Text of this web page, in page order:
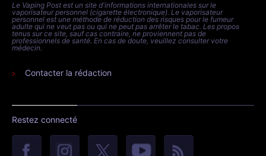
Le Vaping Post est un site d'informations internationales sur le
vaporisateur personnel (cigarette électronique). Le vaporisateur
personnel est une méthode de réduction des risques pour le fumeur
adulte qui ne veut pas ou qui ne peut pas arrêter le tabac. Les propos
tenus sur ce site, sauf cas contraire, ne proviennent pas de
professionnels de santé. En cas de doute, veuillez consulter votre
médecin.
Contacter la rédaction
Restez connecté